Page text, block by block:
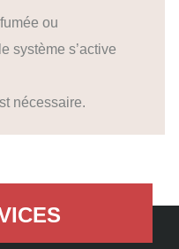
ou
système s’active
nécessaire.